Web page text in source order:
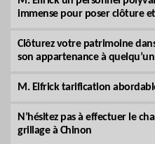
immense pour poser clôture
Clôturez votre patrimoine
son appartenance à quelqu’un
M. Elfrick tarification
N’hésitez pas à effectuer le
grillage à Chinon